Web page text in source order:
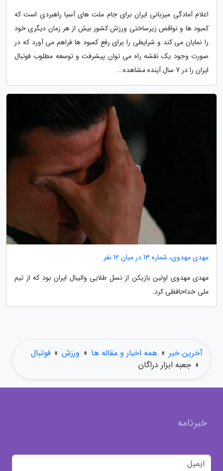
اعلام آمادگی میزبانی ایران برای جام ملت های آسیا راهبردی است که
کمبود ها و نواقص زیرساختی ورزش کشور بیش از هر زمان دیگری خود
را نمایان می کند و شرایطی را برای رفع کمبود ها فراهم می آورد که در
صورت وجود یک نقشه راه می توان پیشرفت و توسعه مطلوب فوتبال
ایران را در 7 سال آینده مشاهده...
مهدی مهدوی، شماره 13 در میان 12 نفر
مهدی مهدوی اولین بازیکن از نسل طلایی والیبال ایران بود که از تیم
ملی خداحافظی کرد.
آخرین خبر » همه اخبار و مقاله ها » ورزش » فوتبال
» جعبه ابزار دراگان
خبرنامه